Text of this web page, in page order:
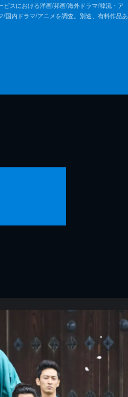
ビスにおける洋画/邦画/海外ドラマ/韓流・ア
/国内ドラマ/アニメを調査。別途、有料作品あ